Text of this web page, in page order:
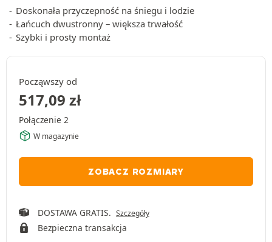
Doskonała przyczepność na śniegu i lodzie
Łańcuch dwustronny – większa trwałość
Szybki i prosty montaż
Począwszy od
517,09 zł
Połączenie 2
W magazynie
ZOBACZ ROZMIARY
DOSTAWA GRATIS. Szczegóły
Bezpieczna transakcja